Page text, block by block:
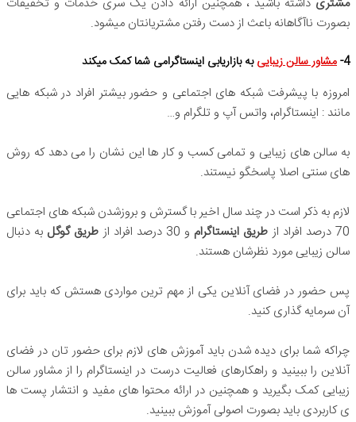
بصورت ناآگاهانه باعث از دست رفتن مشتریانتان میشود.
4- مشاور سالن زیباییبه بازاریابی اینستاگرامی شما کمک میکند
امروزه با پیشرفت شبکه های اجتماعی و حضور بیشتر افراد در شبکه هایی
مانند : اینستاگرام، واتس آپ و تلگرام و…
به سالن های زیبایی و تمامی کسب و کار ها این نشان را می دهد که روش
های سنتی اصلا پاسخگو نیستند.
لازم به ذکر است در چند سال اخیر با گسترش و بروزشدن شبکه های اجتماعی
70 درصد افراد از
طریق اینستاگرام و 30 درصد افراد از طریق گوگل به دنبال
سالن زیبایی مورد نظرشان هستند.
پس حضور در فضای آنلاین یکی از مهم ترین مواردی هستش که باید برای
آن سرمایه گذاری کنید.
چراکه شما برای دیده شدن باید آموزش های لازم برای حضور تان در فضای
آنلاین را ببینید و راهکارهای فعالیت درست در اینستاگرام را از مشاور سالن
زیبایی کمک بگیرید و همچنین در ارائه محتوا های مفید و انتشار پست ها
ی کاربردی باید بصورت اصولی آموزش ببینید.